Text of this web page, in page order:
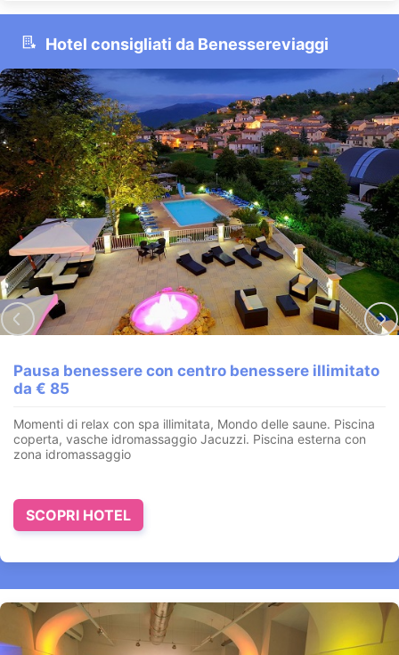
Hotel consigliati da Benessereviaggi
Pausa benessere con centro benessere illimitato
da € 85
Momenti di relax con spa illimitata, Mondo delle saune. Piscina
coperta, vasche idromassaggio Jacuzzi. Piscina esterna con
zona idromassaggio
SCOPRI HOTEL